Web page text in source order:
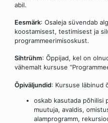
abil.
Eesmärk: Osaleja süvendab
koostamisest, testimisest ja
programmeerimisoskust.
Sihtrühm: Õppijad, kel on
vähemalt kursuse
Õpiväljundid: Kursuse läbinud
oskab kasutada põhilisi
muutuja, avaldis,
alamprogramm,